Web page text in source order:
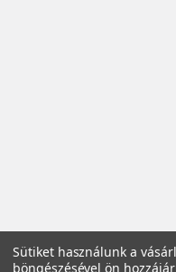
Sütiket használunk a
böngészésével ön